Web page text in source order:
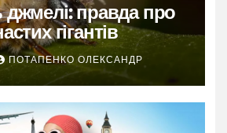
правда про
гігантів
ПОТАПЕНКО ОЛЕКСАНДР